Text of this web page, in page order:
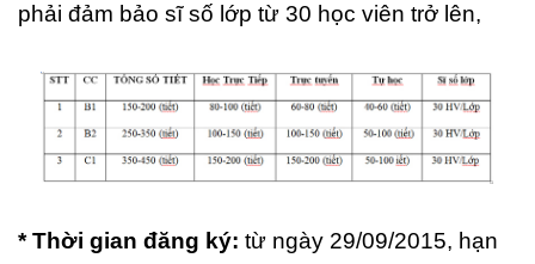
phải đảm bảo sĩ số lớp từ 30 học viên trở lên,
* Thời gian đăng ký: từ ngày 29/09/2015, hạn